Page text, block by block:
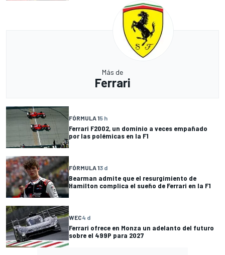
Más de
Ferrari
FÓRMULA 15 h
Ferrari F2002, un dominio a veces empañado
por las polémicas en la F1
FÓRMULA 13 d
Bearman admite que el resurgimiento de
Hamilton complica el sueño de Ferrari en la F1
WEC4 d
Ferrari ofrece en Monza un adelanto del futuro
sobre el 499P para 2027